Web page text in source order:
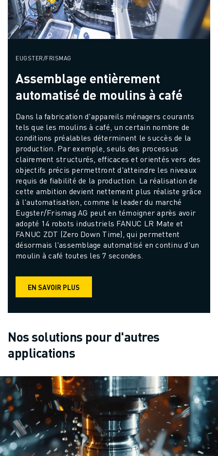
EUGSTER/FRISMAG
Assemblage entièrement
automatisé de moulins à café
Dans la fabrication d'appareils ménagers courants
tels que les moulins à café, un certain nombre de
conditions préalables déterminent le succès de la
production. Par exemple, seuls des processus
clairement structurés, efficaces et orientés vers des
objectifs précis permettront d'atteindre les niveaux
requis de fiabilité de la production. La réalisation de
cette ambition devient nettement plus réaliste grâce
à l'automatisation, comme le leader du marché
Eugster/Frismag AG peut en témoigner après avoir
adopté 14 robots industriels FANUC LR Mate et
FANUC ZDT (Zero Down Time), qui permettent
désormais l'assemblage automatisé en continu d'un
moulin à café toutes les 7 secondes.
EN SAVOIR PLUS
Nos solutions pour d'autres
applications